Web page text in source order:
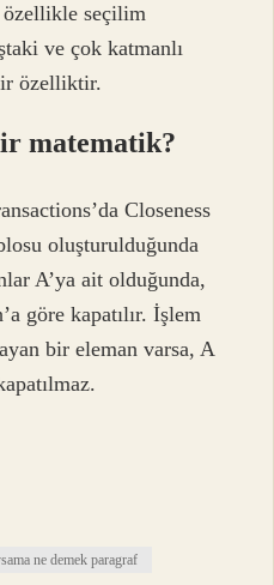
seçilim
ve çok katmanlı
özelliktir.
matematik?
Closeness
oluşturulduğunda
A’ya ait olduğunda,
göre kapatılır. İşlem
bir eleman varsa, A
ne demek paragraf